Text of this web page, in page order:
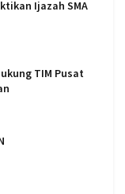
Ijazah SMA
TIM Pusat